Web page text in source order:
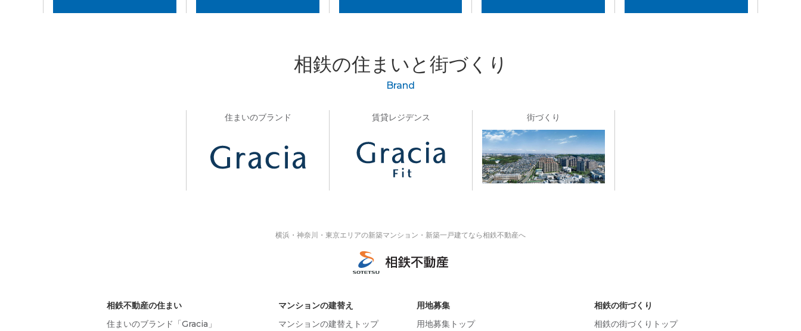
相鉄の住まいと街づくり
Brand
住まいのブランド 賃貸レジデンス 街づくり
横浜・神奈川・東京エリアの新築マンション・新築一戸建てなら相鉄不動産へ
相鉄不動産の住まい
住まいのブランド「Gracia」
マンションの建替え
マンションの建替えトップ
用地募集
用地募集トップ
相鉄の街づくり
相鉄の街づくりトップ